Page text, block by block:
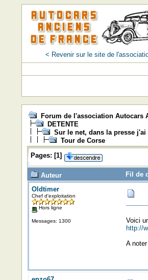
< Revenir sur le site de
Forum de l'association Autocars
DETENTE
Sur le net, dans la presse j'ai
Tour de Corse
Pages: [1]
Auteur
Fil de
Oldtimer
Chef d'exploitation
Hors ligne
Messages: 1300
Voici
http://
A